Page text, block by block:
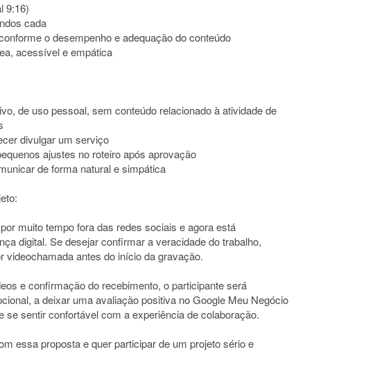
9:16)
cada
o desempenho e adequação do conteúdo
acessível e empática
de uso pessoal, sem conteúdo relacionado à atividade de
divulgar um serviço
ajustes no roteiro após aprovação
de forma natural e simpática
muito tempo fora das redes sociais e agora está
digital. Se desejar confirmar a veracidade do trabalho,
videochamada antes do início da gravação.
e confirmação do recebimento, o participante será
a deixar uma avaliação positiva no Google Meu Negócio
se sentir confortável com a experiência de colaboração.
essa proposta e quer participar de um projeto sério e